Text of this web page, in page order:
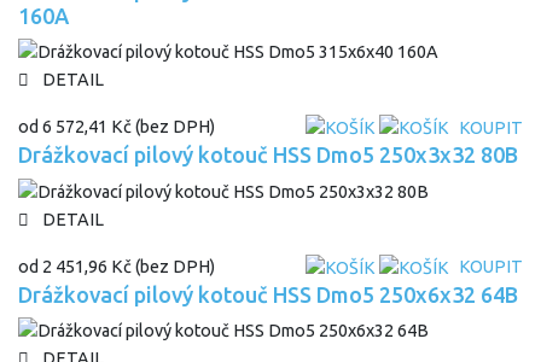
160A
DETAIL
od 6 572,41 Kč(bez DPH) KOUPIT
Drážkovací pilový kotouč HSS Dmo5 250x3x32 80B
DETAIL
od 2 451,96 Kč (bez DPH) KOUPIT
Drážkovací pilový kotouč HSS Dmo5 250x6x32 64B